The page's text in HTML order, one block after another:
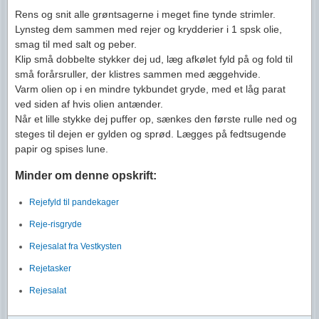
Rens og snit alle grøntsagerne i meget fine tynde strimler.
Lynsteg dem sammen med rejer og krydderier i 1 spsk olie,
smag til med salt og peber.
Klip små dobbelte stykker dej ud, læg afkølet fyld på og fold til
små forårsruller, der klistres sammen med æggehvide.
Varm olien op i en mindre tykbundet gryde, med et låg parat
ved siden af hvis olien antænder.
Når et lille stykke dej puffer op, sænkes den første rulle ned og
steges til dejen er gylden og sprød. Lægges på fedtsugende
papir og spises lune.
Minder om denne opskrift:
Rejefyld til pandekager
Reje-risgryde
Rejesalat fra Vestkysten
Rejetasker
Rejesalat